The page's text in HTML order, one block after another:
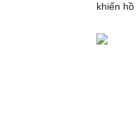
khiến